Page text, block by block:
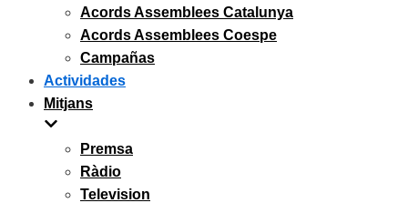
Acords Assemblees Catalunya
Acords Assemblees Coespe
Campañas
Actividades
Mitjans
Premsa
Ràdio
Television